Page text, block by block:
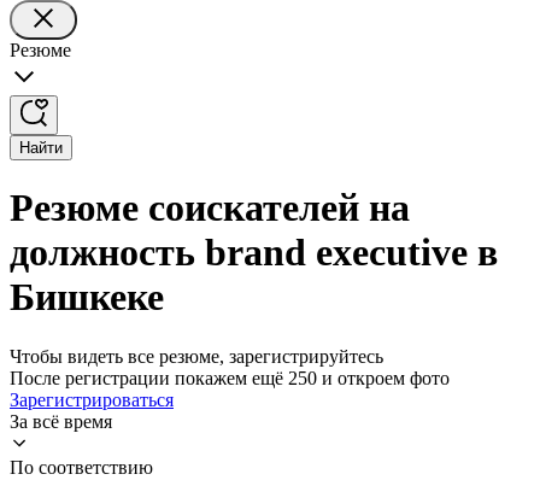
Резюме
Найти
Резюме соискателей на
должность brand executive в
Бишкеке
Чтобы видеть все резюме, зарегистрируйтесь
После регистрации покажем ещё 250 и откроем фото
Зарегистрироваться
За всё время
По соответствию